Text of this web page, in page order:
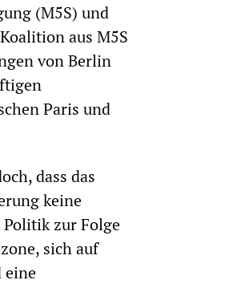
(M5S) und
aus M5S
von Berlin
Paris und
dass das
keine
zur Folge
sich auf
eine